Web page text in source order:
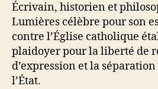
Écrivain, historien et
Lumières célèbre pour son
contre l’Église catholique
plaidoyer pour la liberté de
d’expression et la séparation
l’État.